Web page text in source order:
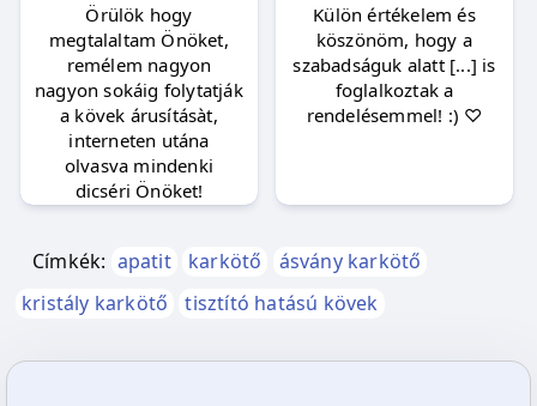
Örülök hogy
megtalaltam Önöket,
remélem nagyon
nagyon sokáig folytatják
a kövek árusításàt,
interneten utána
olvasva mindenki
dicséri Önöket!
Külön értékelem és
köszönöm, hogy a
szabadságuk alatt [...] is
foglalkoztak a
rendelésemmel! :) ♡
Címkék: apatit karkötő
ásvány karkötő
kristály karkötő
tisztító hatású kövek